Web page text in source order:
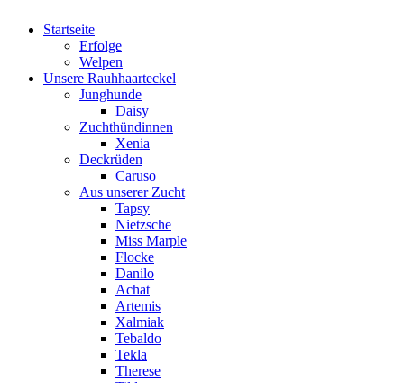
Startseite
Erfolge
Welpen
Unsere Rauhhaarteckel
Junghunde
Daisy
Zuchthündinnen
Xenia
Deckrüden
Caruso
Aus unserer Zucht
Tapsy
Nietzsche
Miss Marple
Flocke
Danilo
Achat
Artemis
Xalmiak
Tebaldo
Tekla
Therese